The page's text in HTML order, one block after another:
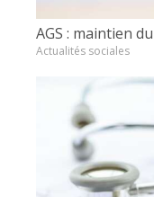
AGS : maintien
Actualités sociales